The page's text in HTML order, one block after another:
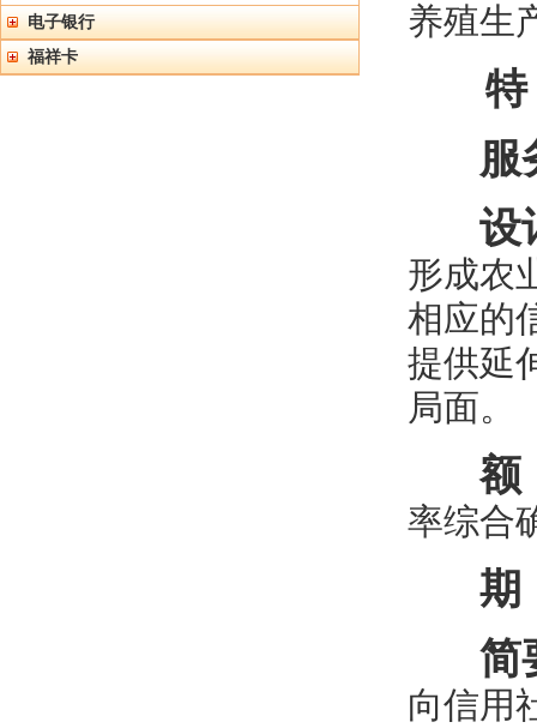
电子银行
福祥卡
养殖生
服
设
形成农
相应的
提供延
局面。
率综合
简
向信用